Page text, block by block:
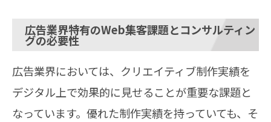
広告業界特有のWeb集客課題とコンサルティン
グの必要性
広告業界においては、クリエイティブ制作実績を
デジタル上で効果的に見せることが重要な課題と
なっています。優れた制作実績を持っていても、そ